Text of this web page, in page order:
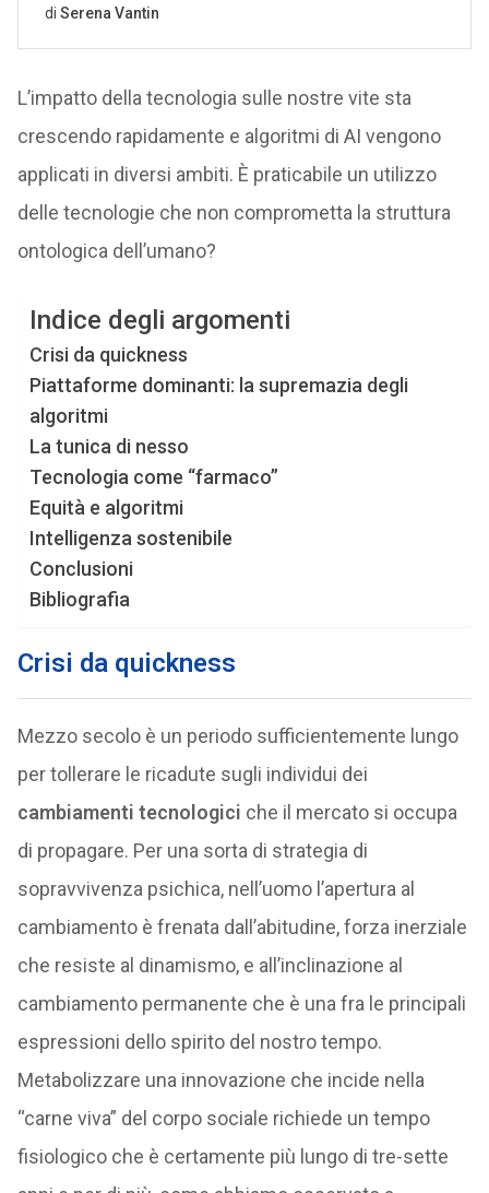
L’impatto della tecnologia sulle nostre vite sta
crescendo rapidamente e algoritmi di AI vengono
applicati in diversi ambiti. È praticabile un utilizzo
delle tecnologie che non comprometta la struttura
ontologica dell’umano?
Indice degli argomenti
Crisi da quickness
Piattaforme dominanti: la supremazia degli
algoritmi
La tunica di nesso
Tecnologia come “farmaco”
Equità e algoritmi
Intelligenza sostenibile
Conclusioni
Bibliografia
Crisi da quickness
Mezzo secolo è un periodo sufficientemente lungo
per tollerare le ricadute sugli individui dei
cambiamenti tecnologici che il mercato si occupa
di propagare. Per una sorta di strategia di
sopravvivenza psichica, nell’uomo l’apertura al
cambiamento è frenata dall’abitudine, forza inerziale
che resiste al dinamismo, e all’inclinazione al
cambiamento permanente che è una fra le principali
espressioni dello spirito del nostro tempo.
Metabolizzare una innovazione che incide nella
“carne viva” del corpo sociale richiede un tempo
fisiologico che è certamente più lungo di tre-sette